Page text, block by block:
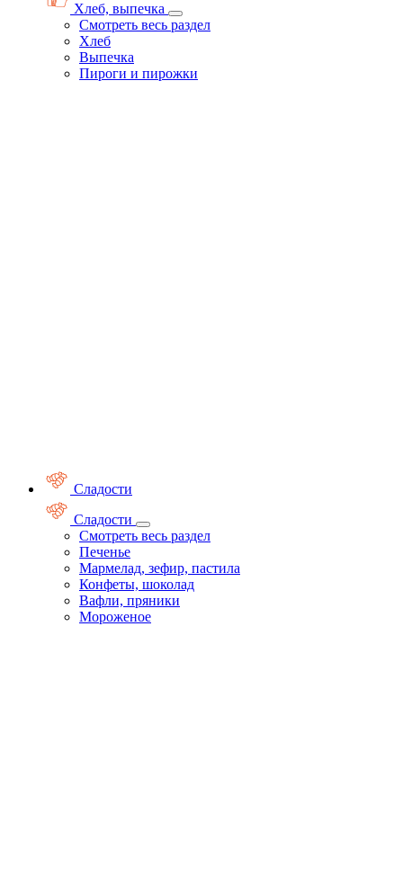
Хлеб, выпечка
Смотреть весь раздел
Хлеб
Выпечка
Пироги и пирожки
Сладости
Сладости
Смотреть весь раздел
Печенье
Мармелад, зефир, пастила
Конфеты, шоколад
Вафли, пряники
Мороженое